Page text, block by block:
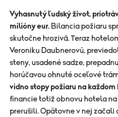
Vyhasnutý ľudský život,
milióny eur. Bilancia požiaru
skutočne hrozivá. Teraz
Veroniku Daubnerovú,
steny, usadené sadze,
horúčavou ohnuté oceľové
vidno stopy požiaru na každom
financie totiž obnovu hotela
prerušili. Opätovne v nej